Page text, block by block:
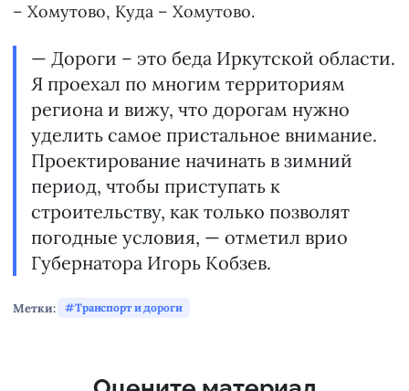
– Хомутово, Куда – Хомутово.
— Дороги – это беда Иркутской области.
Я проехал по многим территориям
региона и вижу, что дорогам нужно
уделить самое пристальное внимание.
Проектирование начинать в зимний
период, чтобы приступать к
строительству, как только позволят
погодные условия, — отметил врио
Губернатора Игорь Кобзев.
Метки: Транспорт и дороги